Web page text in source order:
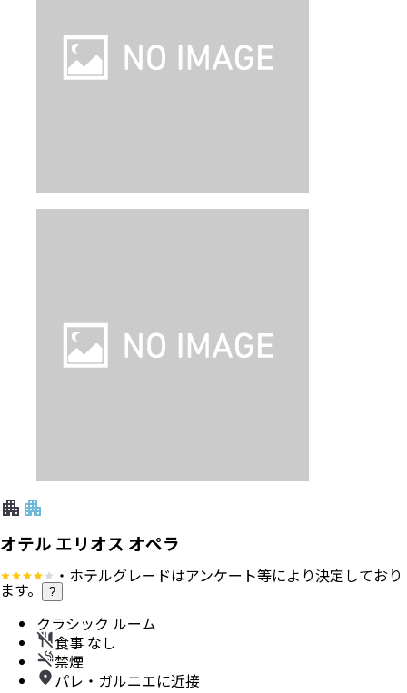
オテル エリオス オペラ
・ホテルグレードはアンケート等により決定しており
ます。 ?
クラシック ルーム
食事 なし
禁煙
パレ・ガルニエに近接